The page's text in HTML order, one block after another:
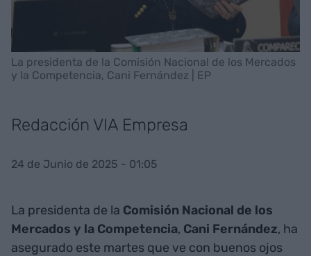
La presidenta de la Comisión Nacional de los Mercados
y la Competencia, Cani Fernández | EP
Redacción VIA Empresa
24 de Junio de 2025 - 01:05
La presidenta de la Comisión Nacional de los
Mercados y la Competencia, Cani Fernández, ha
asegurado este martes que ve con buenos ojos